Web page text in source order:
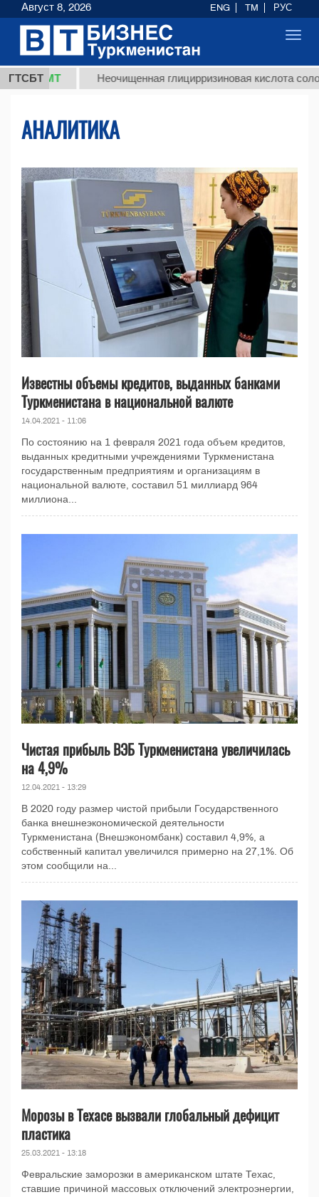
ГТСБТ Неочищенная глицирризиновая кислота солодкового
АНАЛИТИКА
Известны объемы кредитов, выданных банками
Туркменистана в национальной валюте
14.04.2021 - 11:06
По состоянию на 1 февраля 2021 года объем кредитов,
выданных кредитными учреждениями Туркменистана
государственным предприятиям и организациям в
национальной валюте, составил 51 миллиард 964
миллиона...
Чистая прибыль ВЭБ Туркменистана увеличилась
на 4,9%
12.04.2021 - 13:29
В 2020 году размер чистой прибыли Государственного
банка внешнеэкономической деятельности
Туркменистана (Внешэкономбанк) составил 4,9%, а
собственный капитал увеличился примерно на 27,1%. Об
этом сообщили на...
Морозы в Техасе вызвали глобальный дефицит
пластика
25.03.2021 - 13:18
Февральские заморозки в американском штате Техас,
ставшие причиной массовых отключений электроэнергии,
Август 8, 2026 ENG TM РУС